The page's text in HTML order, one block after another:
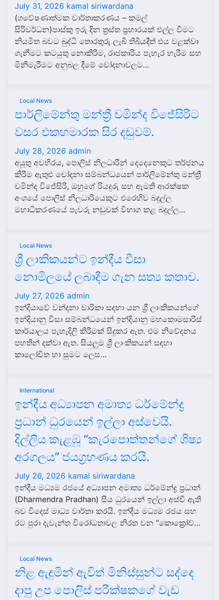
July 31, 2026 kamal siriwardana
(ගවේෂණාත්මක වාර්තාකරණය – කමල්
සිරිවර්ධන)පාස්කු ඉරු දින ත්‍රස්ත ප්‍රහාරයක් එල්ල වීමට
නියමිත බවට බුද්ධි තොරතුරු ලැබී තිබියදීත් එය වළක්වා
ගැනීමට කටයුතු නොකිරීම, රාජකාරිය පැහැර හැරීම සහ
මිනීමැරීමට අනුබල දීමේ චෝදනාවලට…
Local News
පාර්ලිමේන්තු මන්ත්‍රී චමින්ද විජේසිරිට
වසර එකහමාරක සිර දඬුවම්.
July 28, 2026 admin
අයුතු අවහිරය, පොලිස් නිලධාරීන් දෙදෙනෙකුට තර්ජනය
කිරීම ඇතුළු චෝදනා සම්බන්ධයෙන් පාර්ලිමේන්තු මන්ත්‍රී
චමින්ද විජේසිරි, ඔහුගේ රියදුරු සහ ඇමති ආරක්ෂක
අංශයේ පොලිස් නිලධාරියෙකුට එරෙහිව බදුල්ල
මහාධිකරණයේ පැවරූ නඩුවක් විභාග කළ බදුල්ල…
Local News
ශ්‍රී ලාකිකයන්ට ඉන්දීය වීසා
නොමිලයේ ලබාදීම ගැන සත්‍ය කතාව.
July 27, 2026 admin
ඉන්දියාවේ වන්දනා චාරිකා සඳහා යන ශ්‍රී ලාංකිකයන්ගේ
ඉන්දියානු වීසා සම්බන්ධයෙන් ඉන්දියානු මහකොමසාරිස්
කාර්යාලය පැහැදිලි කිරීමක් සිදුකර ඇත. එම නිවේදනය
පහතින් දක්වා ඇත. සියලුම ශ්‍රී ලාංකිකයන් සඳහා
කාලෝචිත හා සුමට ලෙස…
International
ඉන්දීය අධ්‍යාපන අමාත්‍ය ධර්මේන්ද්‍ර
ප්‍රධාන් ධුරයෙන් ඉල්ලා අස්වෙයි.
දිල්ලිය කැළඹූ “කැරපොත්තන්ගේ ශිෂ්‍ය
අරගලය” ජයග්‍රහණය කරයි.
July 26, 2026 kamal siriwardana
ඉන්දීය මධ්‍යම රජයේ අධ්‍යාපන අමාත්‍ය ධර්මේන්ද්‍ර ප්‍රධාන්
(Dharmendra Pradhan) සිය ධුරයෙන් ඉල්ලා අස්වී ඇති
බව විදෙස් මාධ්‍ය වාර්තා කරයි. ඉන්දීය මධ්‍යම රජය සහ
රට පුරා දැවැන්ත විරෝධතාවල නිරත වන “කොක්‍රෝච්…
Local News
නිළ ඇඳුමින් ඇවිත් මිනිස්සුන්ට සද්දෙ
දාපු උප පොලිස් පරීක්ෂකගේ වැඩ